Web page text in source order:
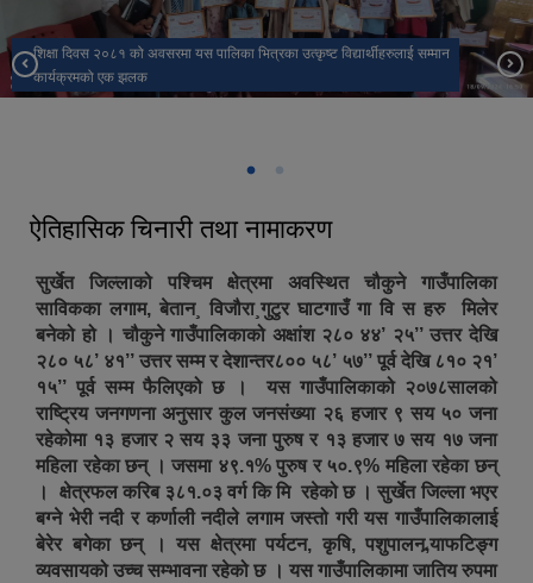
शिक्षा दिवस २०८१ को अवसरमा यस पालिका भित्रका उत्कृष्ट विद्यार्थीहरुलाई सम्मान
कार्यक्रमको एक झलक
ऐतिहासिक चिनारी तथा नामाकरण
सुर्खेत जिल्लाको पश्चिम क्षेत्रमा अवस्थित चौकुने गाउँपालिका
साविकका लगाम, बेतान¸ विजौरा¸गुटुर घाटगाउँ गा वि स हरु मिलेर
बनेको हो । चौकुने गाउँपालिकाको अक्षांश २८० ४४’ २५’’ उत्तर देखि
२८० ५८’ ४१’’ उत्तर सम्म र देशान्तर८०० ५८’ ५७’’ पूर्व देखि ८१० २१’
१५’’ पूर्व सम्म फैलिएको छ । यस गाउँपालिकाको २०७८सालको
राष्ट्रिय जनगणना अनुसार कुल जनसंख्या २६ हजार ९ सय ५० जना
रहेकोमा १३ हजार २ सय ३३ जना पुरुष र १३ हजार ७ सय १७ जना
महिला रहेका छन् । जसमा ४९.१% पुरुष र ५०.९% महिला रहेका छन्
। क्षेत्रफल करिब ३८१.०३ वर्ग कि मि रहेको छ । सुर्खेत जिल्ला भएर
बग्ने भेरी नदी र कर्णाली नदीले लगाम जस्तो गरी यस गाउँपालिकालाई
बेरेर बगेका छन् । यस क्षेत्रमा पर्यटन, कृषि, पशुपालन,र्‍याफटिङ्ग
व्यवसायको उच्च सम्भावना रहेको छ । यस गाउँपालिकामा जातिय रुपमा